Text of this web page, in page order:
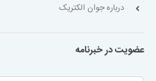
درباره جوان الکتریک
عضویت در خبرنامه